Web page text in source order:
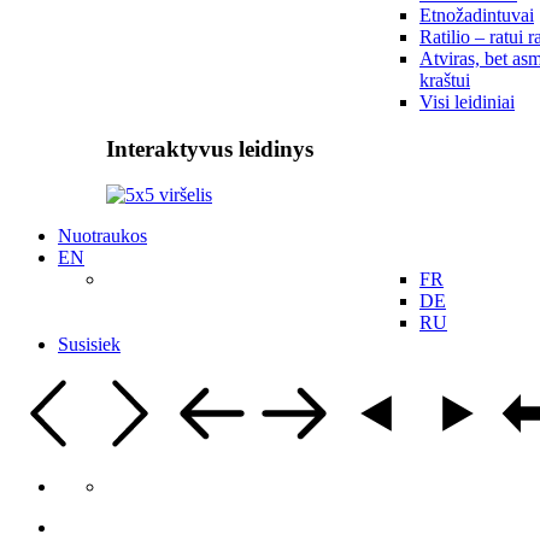
Etnožadintuvai
Ratilio – ratui
Atviras, bet
kraštui
Visi leidiniai
Interaktyvus leidinys
Nuotraukos
EN
FR
DE
RU
Susisiek